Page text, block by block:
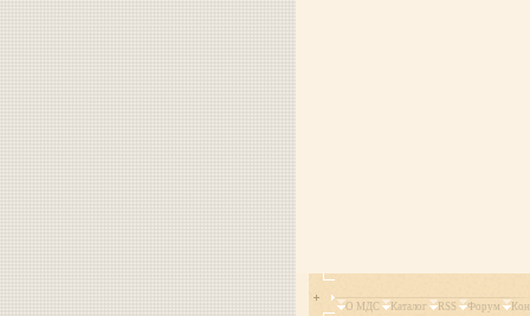
О МДС Каталог RSS Форум